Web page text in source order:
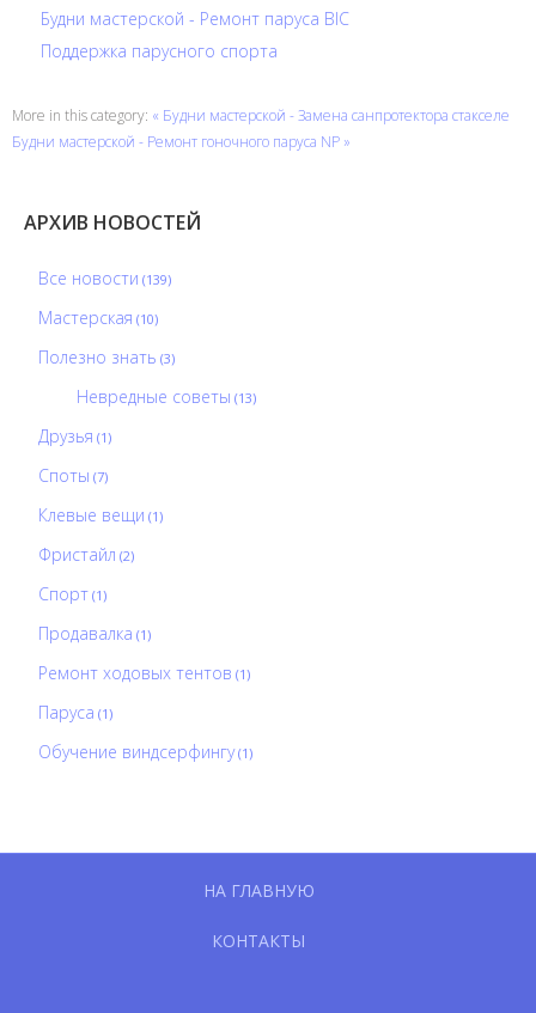
Будни мастерской - Ремонт паруса BIC
Поддержка парусного спорта
More in this category: « Будни мастерской - Замена санпротектора стакселе
Будни мастерской - Ремонт гоночного паруса NP »
АРХИВ НОВОСТЕЙ
Все новости (139)
Мастерская (10)
Полезно знать (3)
Невредные советы (13)
Друзья (1)
Споты (7)
Клевые вещи (1)
Фристайл (2)
Спорт (1)
Продавалка (1)
Ремонт ходовых тентов (1)
Паруса (1)
Обучение виндсерфингу(1)
НА ГЛАВНУЮ
КОНТАКТЫ